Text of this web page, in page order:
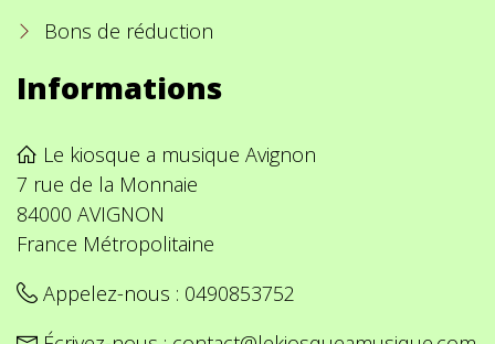
Bons de réduction
Informations
Le kiosque a musique Avignon
7 rue de la Monnaie
84000 AVIGNON
France Métropolitaine
Appelez-nous : 0490853752